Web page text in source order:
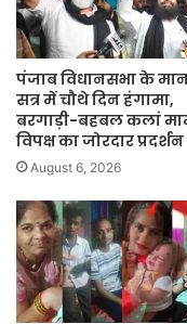
पंजाब विधानसभा के
सत्र में चौथे दिन हंगामा,
बरगाड़ी-बहबल कलां
विपक्ष का जोरदार प्रदर्शन
August 6, 2026